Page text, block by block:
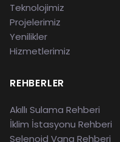
Teknolojimiz
Projelerimiz
Yenilikler
Hizmetlerimiz
REHBERLER
Akıllı Sulama Rehberi
İklim İstasyonu Rehberi
Selenoid Vana Rehberi